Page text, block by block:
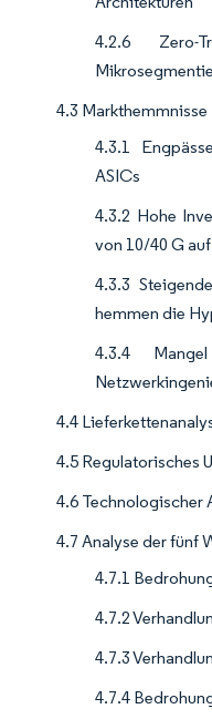
4.2.6 Zero-
4.3 Markthemmnisse
4.3.1
ASICs
4.3.2 Hohe
von 10/40 G
4.3.3
hemmen die
4.3.4 Mangel
4.4
4.5 Regulatorisches
4.6 Technologischer
4.7 Analyse der fünf
4.7.1
4.7.2
4.7.3
4.7.4